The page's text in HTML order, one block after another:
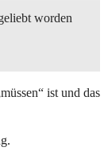
worden
ist und das